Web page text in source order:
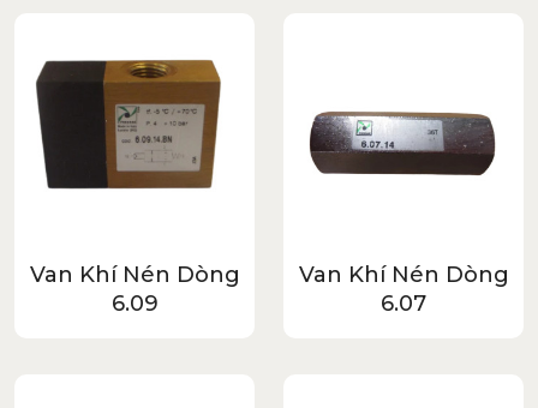
Van Khí Nén Dòng
6.09
Van Khí Nén Dòng
6.07